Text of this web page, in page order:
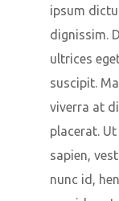
ipsum
dignissim.
ultrices
suscipit.
viverra at
placerat.
sapien,
nunc id,